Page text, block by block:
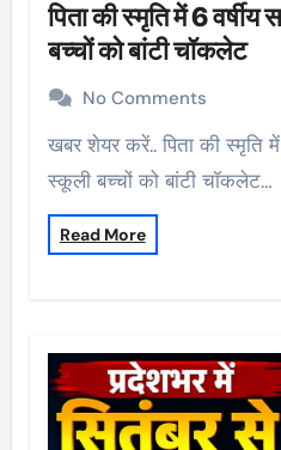
पिता की स्मृति में 6 वर्षीय
बच्चों को बांटी चॉकलेट
No Comments
खबर शेयर करें.. पिता की स्मृति में 6 वर्षीय साची ने रोपा पौधा,
स्कूली बच्चों को बांटी चॉकलेट…
Read More